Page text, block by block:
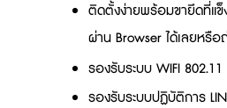
ติดตั้งง่ายพร้อมขายึดที่แข็
ผ่าน Browser ได้เลยหรือ
รองรับระบบ WIFI
รองรับระบบปฏิบัติการ